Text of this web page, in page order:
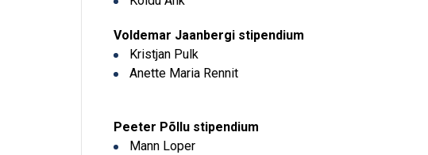
Voldemar Jaanbergi stipendium
Kristjan Pulk
Anette Maria Rennit
Peeter Põllu stipendium
Mann Loper